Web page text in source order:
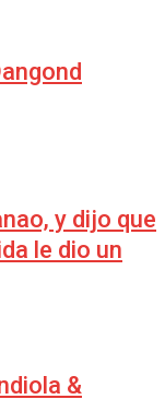
y dijo que
le dio un
&